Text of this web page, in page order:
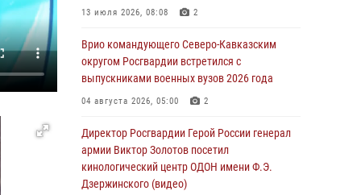
округу Росгвардии и ветераны военной
контрразведки почтили память Николая
Кузнецова
07 августа 2026, 12:00 4
Ветеран войск правопорядка генерал-майор
Иван Пияшев – герой выпуска «Легенды
армии с Александром Маршалом»
07 августа 2026, 12:00
13 июля 2026, 08:08 2
Врио командующего Северо-Кавказским
округом Росгвардии встретился с
выпускниками военных вузов 2026 года
04 августа 2026, 05:00 2
Директор Росгвардии Герой России генерал
армии Виктор Золотов посетил
кинологический центр ОДОН имени Ф.Э.
Дзержинского (видео)